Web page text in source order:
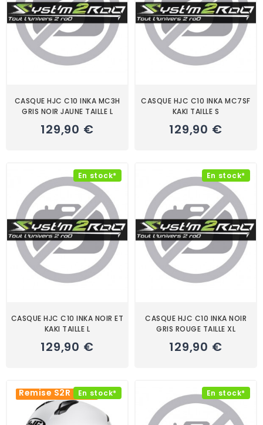
CASQUE HJC C10 INKA MC3H
GRIS NOIR JAUNE TAILLE L
129,90 €
CASQUE HJC C10 INKA MC7SF
KAKI TAILLE S
129,90 €
En stock*
CASQUE HJC C10 INKA NOIR ET
KAKI TAILLE L
129,90 €
En stock*
CASQUE HJC C10 INKA NOIR
GRIS ROUGE TAILLE XL
129,90 €
En stock*
Remise S2R -10% En stock*